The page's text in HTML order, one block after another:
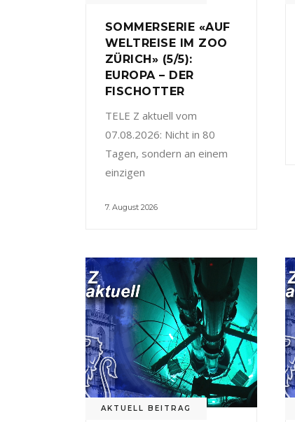
SOMMERSERIE «AUF
WELTREISE IM ZOO
ZÜRICH» (5/5):
EUROPA – DER
FISCHOTTER
TELE Z aktuell vom
07.08.2026: Nicht in 80
Tagen, sondern an einem
einzigen
7. August 2026
AKTUELL BEITRAG